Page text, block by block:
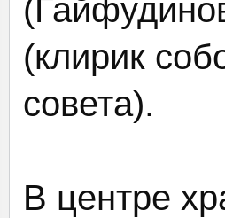
(клирик
совета).
В центре